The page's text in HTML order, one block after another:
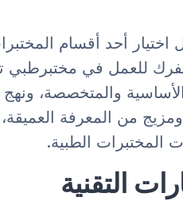
اختيار أحد أقسام
للعمل في مختبرطبي
والمتخصصة،
ومزيج من المعرفة
المختبرات الطبية.
التقنية